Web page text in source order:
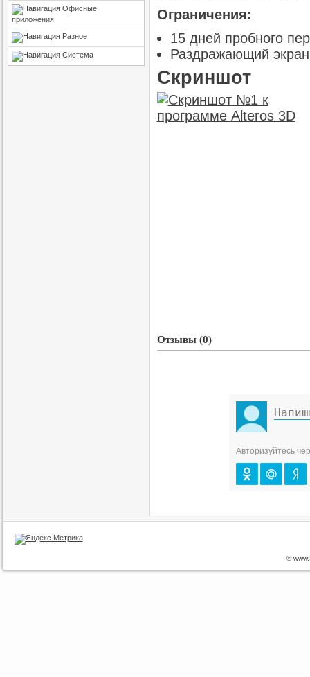
Офисные
приложения
Разное
Система
Ограничения:
15 дней пробного
Раздражающий
Скриншот
Отзывы (0)
Авторизуйтесь
©